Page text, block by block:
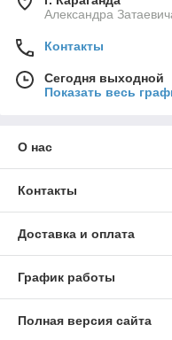
Александра
Контакты
Сегодня выходной
Показать весь
О нас
Контакты
Доставка и оплата
График работы
Полная версия сайта